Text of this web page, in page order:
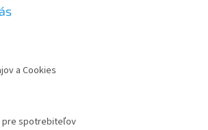
a Cookies
pre spotrebiteľov